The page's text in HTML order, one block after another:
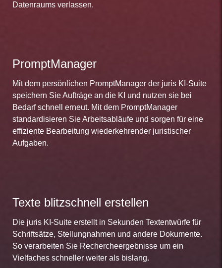
Datenraums verlassen.
PromptManager
Mit dem persönlichen PromptManager der juris KI-Suite
speichern Sie Aufträge an die KI und nutzen sie bei
Bedarf schnell erneut. Mit dem PromptManager
standardisieren Sie Arbeitsabläufe und sorgen für eine
effiziente Bearbeitung wiederkehrender juristischer
Aufgaben.
Texte blitzschnell erstellen
Die juris KI-Suite erstellt in Sekunden Textentwürfe für
Schriftsätze, Stellungnahmen und andere Dokumente.
So verarbeiten Sie Rechercheergebnisse um ein
Vielfaches schneller weiter als bislang.